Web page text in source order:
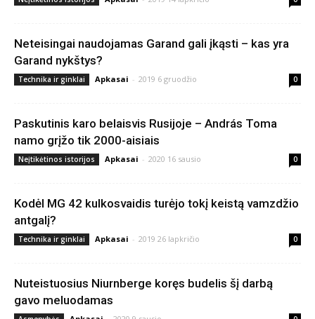
Neteisingai naudojamas Garand gali įkąsti – kas yra
Garand nykštys?
Technika ir ginklai Apkasai - 2019 6 gruodžio 0
Paskutinis karo belaisvis Rusijoje – András Toma
namo grįžo tik 2000-aisiais
Neįtikėtinos istorijos Apkasai - 2020 16 sausio 0
Kodėl MG 42 kulkosvaidis turėjo tokį keistą vamzdžio
antgalį?
Technika ir ginklai Apkasai - 2019 26 lapkričio 0
Nuteistuosius Niurnberge koręs budelis šį darbą
gavo meluodamas